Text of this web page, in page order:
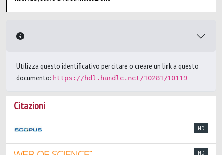
Utilizza questo identificativo per citare o creare un link a questo
documento: https://hdl.handle.net/10281/10119
Citazioni
ND
ND